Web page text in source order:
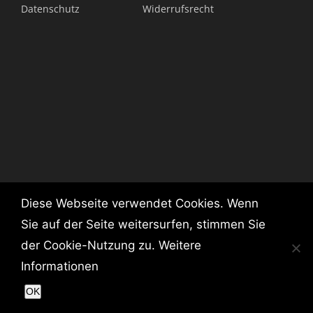
Datenschutz
Widerrufsrecht
E-MAIL: INFO@KIKANN.DE | ©KIK/ANN
Diese Webseite verwendet Cookies. Wenn
Sie auf der Seite weitersurfen, stimmen Sie
der Cookie-Nutzung zu. Weitere
Informationen
OK